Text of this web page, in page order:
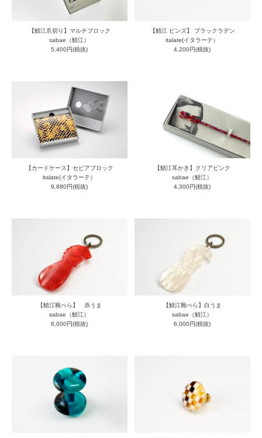
【鯖江爪切り】マルチブロック
sabae（鯖江）
5,400円(税抜)
【鯖江 ピンズ】 ブラックラデン
italate(イタラーテ）
4,200円(税抜)
【カードケース】セピアブロック
italate(イタラーテ）
9,880円(税抜)
【鯖江耳かき】クリアピンク
sabae（鯖江）
4,300円(税抜)
【鯖江靴べら】 赤うま
sabae（鯖江）
6,000円(税抜)
【鯖江靴べら】白うま
sabae（鯖江）
6,000円(税抜)